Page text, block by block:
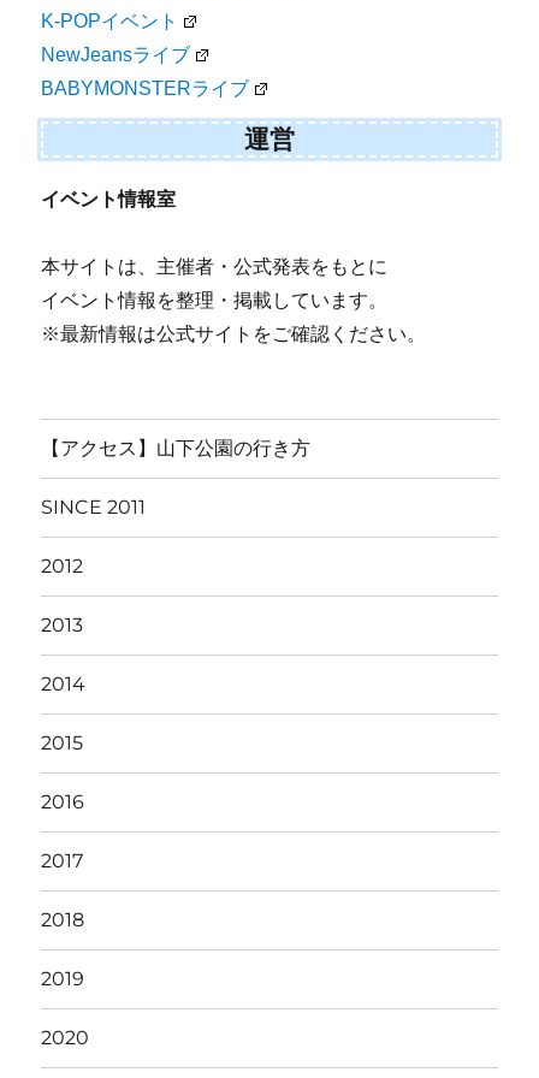
K-POPイベント
NewJeansライブ
BABYMONSTERライブ
運営
イベント情報室
本サイトは、主催者・公式発表をもとに
イベント情報を整理・掲載しています。
※最新情報は公式サイトをご確認ください。
【アクセス】山下公園の行き方
SINCE 2011
2012
2013
2014
2015
2016
2017
2018
2019
2020